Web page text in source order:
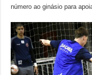
número ao ginásio para